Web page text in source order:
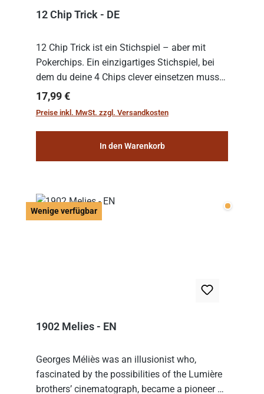
12 Chip Trick - DE
12 Chip Trick ist ein Stichspiel – aber mit
Pokerchips. Ein einzigartiges Stichspiel, bei
dem du deine 4 Chips clever einsetzen musst.
Wer die Chips mit dem höchsten Gesamtwert
hat, gewinnt die Runde. Aber Vorsicht: D...
Regulärer Preis:
17,99 €
Preise inkl. MwSt. zzgl. Versandkosten
In den Warenkorb
Wenige verfügbar Wenige
1902 Melies - EN
Georges Méliès was an illusionist who,
fascinated by the possibilities of the Lumière
brothers’ cinematograph, became a pioneer of